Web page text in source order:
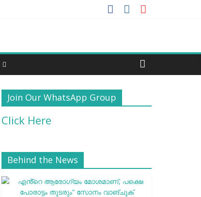
Join Our WhatsApp Group
Click Here
Behind the News